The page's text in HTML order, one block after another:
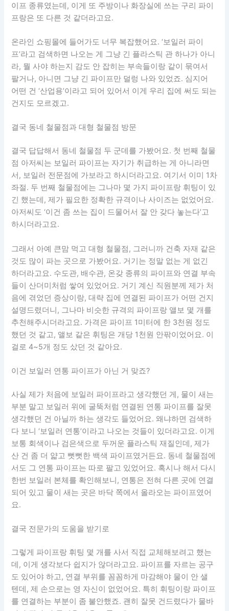
이프 종류였는데, 이게 또 주방이나 화장실에 쓰는 구리 파이
프랑은 또 다른 것 같더라고요.
온라인 쇼핑몰에 들어가도 너무 복잡했어요. ‘보일러 파이
프’라고 검색하면 나오는 게 그냥 긴 플라스틱 관 하나가 아니
라, 뭘 사야 하는지 감도 안 잡히는 부속들이랑 같이 묶여서
팔거나, 아니면 그냥 긴 파이프만 덜렁 나와 있었죠. 심지어
어떤 건 ‘산업용’이라고 되어 있어서 이게 우리 집에 써도 되는
건지도 모르겠고.
결국 동네 철물점과 대형 철물점 방문
결국 답답해서 동네 철물점 두 군데를 가봤어요. 첫 번째 철물
점 아저씨는 보일러 파이프는 자기가 취급하는 게 아니라면
서, 보일러 전문점에 가보라고 하시더라고요. 여기서 이미 1차
좌절. 두 번째 철물점에는 그나마 몇 가지 파이프랑 휘팅이 있
긴 했는데, 제가 필요한 정확한 규격이나 사이즈는 없었어요.
아저씨도 ‘이건 좀 쓰는 집이 드물어서 잘 안 갖다 놓는다’고
하시더라고요.
그래서 아예 큰맘 먹고 대형 철물점, 그러니까 건축 자재 같은
것도 많이 파는 곳으로 가봤어요. 거기는 정말 없는 게 없긴
하더라고요. 수도관, 배수관, 온갖 종류의 파이프와 연결 부속
들이 산더미처럼 쌓여 있었어요. 거기 계신 직원분께 제가 처
음에 겪었던 증상이랑, 대략 집에 연결된 파이프가 어떤 건지
설명드렸더니, 그나마 비슷한 규격의 파이프랑 앨보 몇 개를
추천해주시더라고요. 가격은 파이프 1미터에 한 3천원 정도
했던 것 같고, 앨보 같은 휘팅은 개당 1천원 안팎이었어요. 이
걸로 4~5개 정도 샀던 것 같아요.
이건 보일러 연통 파이프가 아닌 거 맞죠?
사실 제가 처음에 보일러 파이프라고 생각했던 게, 물이 새는
부분 말고 보일러 위에 굴뚝처럼 연결된 연통 파이프를 잘못
생각했던 건 아닐까 하는 생각도 들었어요. 왜냐하면 검색하
다 보니 ‘보일러 연통’이라고 나오는 것들이 있더라고요. 이게
보통 회색이나 검은색으로 두꺼운 플라스틱 재질인데, 제가
산 건 좀 더 얇고 뻣뻣한 백색 파이프였거든요. 동네 철물점에
서도 그 연통 파이프는 따로 팔고 있었어요. 혹시나 해서 다시
한번 보일러 본체를 확인해보니, 연통은 전혀 다른 곳에 연결
되어 있고 물이 새는 곳은 바닥 쪽에서 올라오는 파이프였어
요.
결국 전문가의 도움을 받기로
그렇게 파이프랑 휘팅 몇 개를 사서 직접 교체해보려고 했는
데, 이게 생각보다 쉽지가 않더라고요. 파이프를 자르는 공구
도 있어야 하고, 연결 부위를 꼼꼼하게 마감해야 물이 안 샐
텐데, 제 손으로는 영 자신이 없었어요. 특히 휘팅이랑 파이프
를 연결하는 부분이 좀 불안했죠. 괜히 잘못 건드렸다가 물바